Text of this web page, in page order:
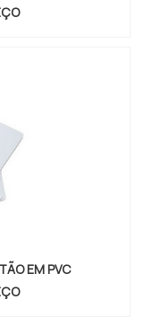
EM PVC